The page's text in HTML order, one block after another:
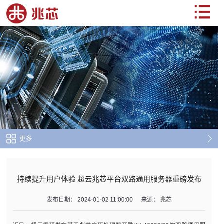
更多
持续提升用户体验 超云兆芯平台双路通用服务器重磅发布
发布日期： 2024-01-02 11:00:00 来源： 兆芯